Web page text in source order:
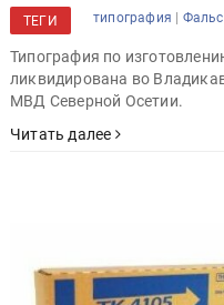
ТЕГИ типография |
Типография по
ликвидирована во
МВД Северной Осетии.
Читать далее